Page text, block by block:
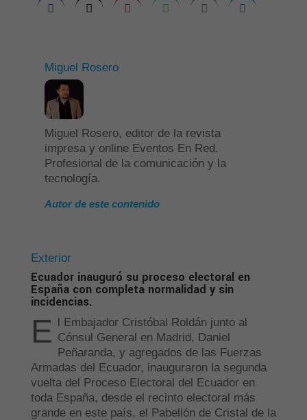
Miguel Rosero
Miguel Rosero, editor de la revista
impresa y online Eventos En Red.
Profesional de la comunicación y la
tecnología.
Autor de este contenido
Exterior
Ecuador inauguró su proceso electoral en
España con completa normalidad y sin
incidencias.
E l Embajador Cristóbal Roldán junto al
Cónsul General en Madrid, Daniel
Peñaranda, y agregados de las Fuerzas
Armadas del Ecuador, inauguraron la segunda
vuelta del Proceso Electoral del Ecuador en
toda España, desde el recinto electoral más
grande en este país, el Pabellón de Cristal de la